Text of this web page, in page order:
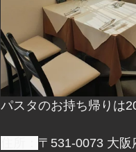
パスタのお持ち帰りは
〒531-0073 大